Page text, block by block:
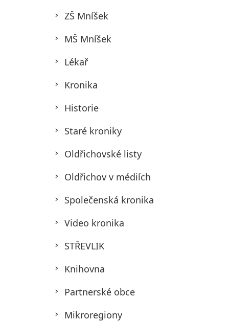
ZŠ Mníšek
MŠ Mníšek
Lékař
Kronika
Historie
Staré kroniky
Oldřichovské listy
Oldřichov v médiích
Společenská kronika
Video kronika
STŘEVLIK
Knihovna
Partnerské obce
Mikroregiony